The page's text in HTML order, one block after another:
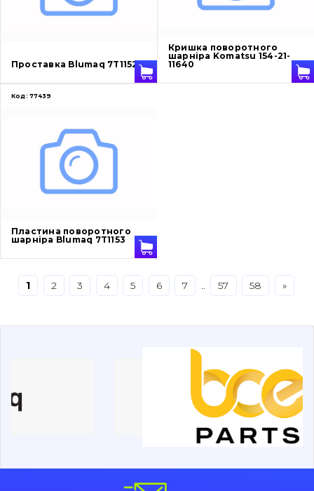
Пальці та Втулки
Гідравліка
Навісне обладнання
Інше
Проставка Blumaq 7T1152
Кришка поворотного
шарніра Komatsu 154-21-
11640
Код: 77439
Пластина поворотного
шарніра Blumaq 7T1153
1 2 3 4 5 6 7 57 58 »